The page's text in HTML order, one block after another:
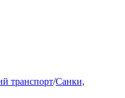
транспорт/Санки,